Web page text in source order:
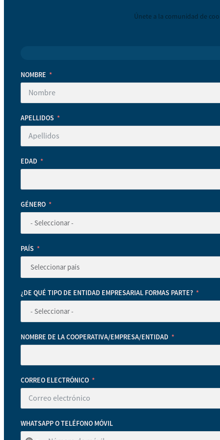
Únete a la comunidad de
NOMBRE
APELLIDOS
EDAD
GÉNERO
PAÍS
¿DE QUÉ TIPO DE ENTIDAD EMPRESARIAL FORMAS PARTE?
NOMBRE DE LA COOPERATIVA/EMPRESA/ENTIDAD
CORREO ELECTRÓNICO
WHATSAPP O TELÉFONO MÓVIL